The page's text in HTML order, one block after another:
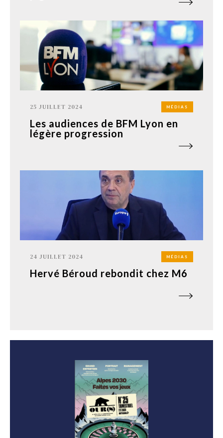
25 JUILLET 2024 MÉDIAS
Les audiences de BFM Lyon en
légère progression
24 JUILLET 2024 MÉDIAS
Hervé Béroud rebondit chez M6